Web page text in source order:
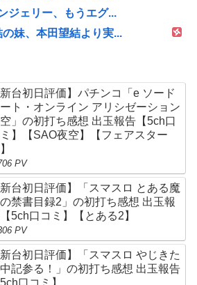
ジェリー、もうエグ...
の妹、本田望結より実...
新台初日評価】パチンコ「e ソード
ト・オンライン アリシゼーション
」の初打ち感想 出玉報告【5ch口
】【SAO夜空】【フェアスター
PV
新台初日評価】「スマスロ とある魔
禁書目録2」の初打ち感想 出玉報
5ch口コミ】【とある2】
PV
新台初日評価】「スマスロ やじきた
記参る！」の初打ち感想 出玉報告
5ch口コミ】